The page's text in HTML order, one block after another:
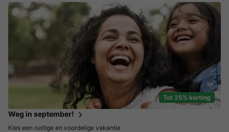
Tot 25% korting
Weg in september!
Kies een rustige en voordelige vakantie